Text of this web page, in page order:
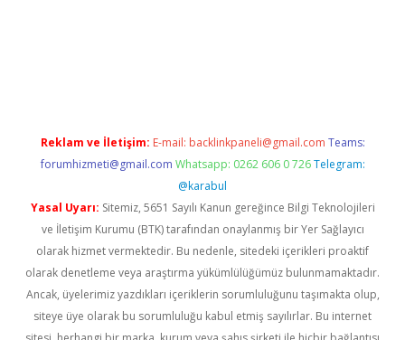
Reklam ve İletişim: E-mail: backlinkpaneli@gmail.com Teams:
forumhizmeti@gmail.com Whatsapp: 0262 606 0 726 Telegram:
@karabul
Yasal Uyarı: Sitemiz, 5651 Sayılı Kanun gereğince Bilgi Teknolojileri
ve İletişim Kurumu (BTK) tarafından onaylanmış bir Yer Sağlayıcı
olarak hizmet vermektedir. Bu nedenle, sitedeki içerikleri proaktif
olarak denetleme veya araştırma yükümlülüğümüz bulunmamaktadır.
Ancak, üyelerimiz yazdıkları içeriklerin sorumluluğunu taşımakta olup,
siteye üye olarak bu sorumluluğu kabul etmiş sayılırlar. Bu internet